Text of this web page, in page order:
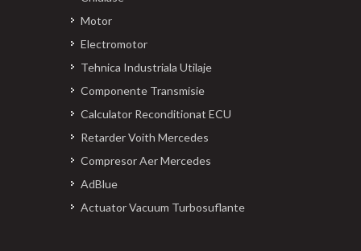
Motor
Electromotor
Tehnica Industriala Utilaje
Componente Transmisie
Calculator Reconditionat ECU
Retarder Voith Mercedes
Compresor Aer Mercedes
AdBlue
Actuator Vacuum Turbosuflante